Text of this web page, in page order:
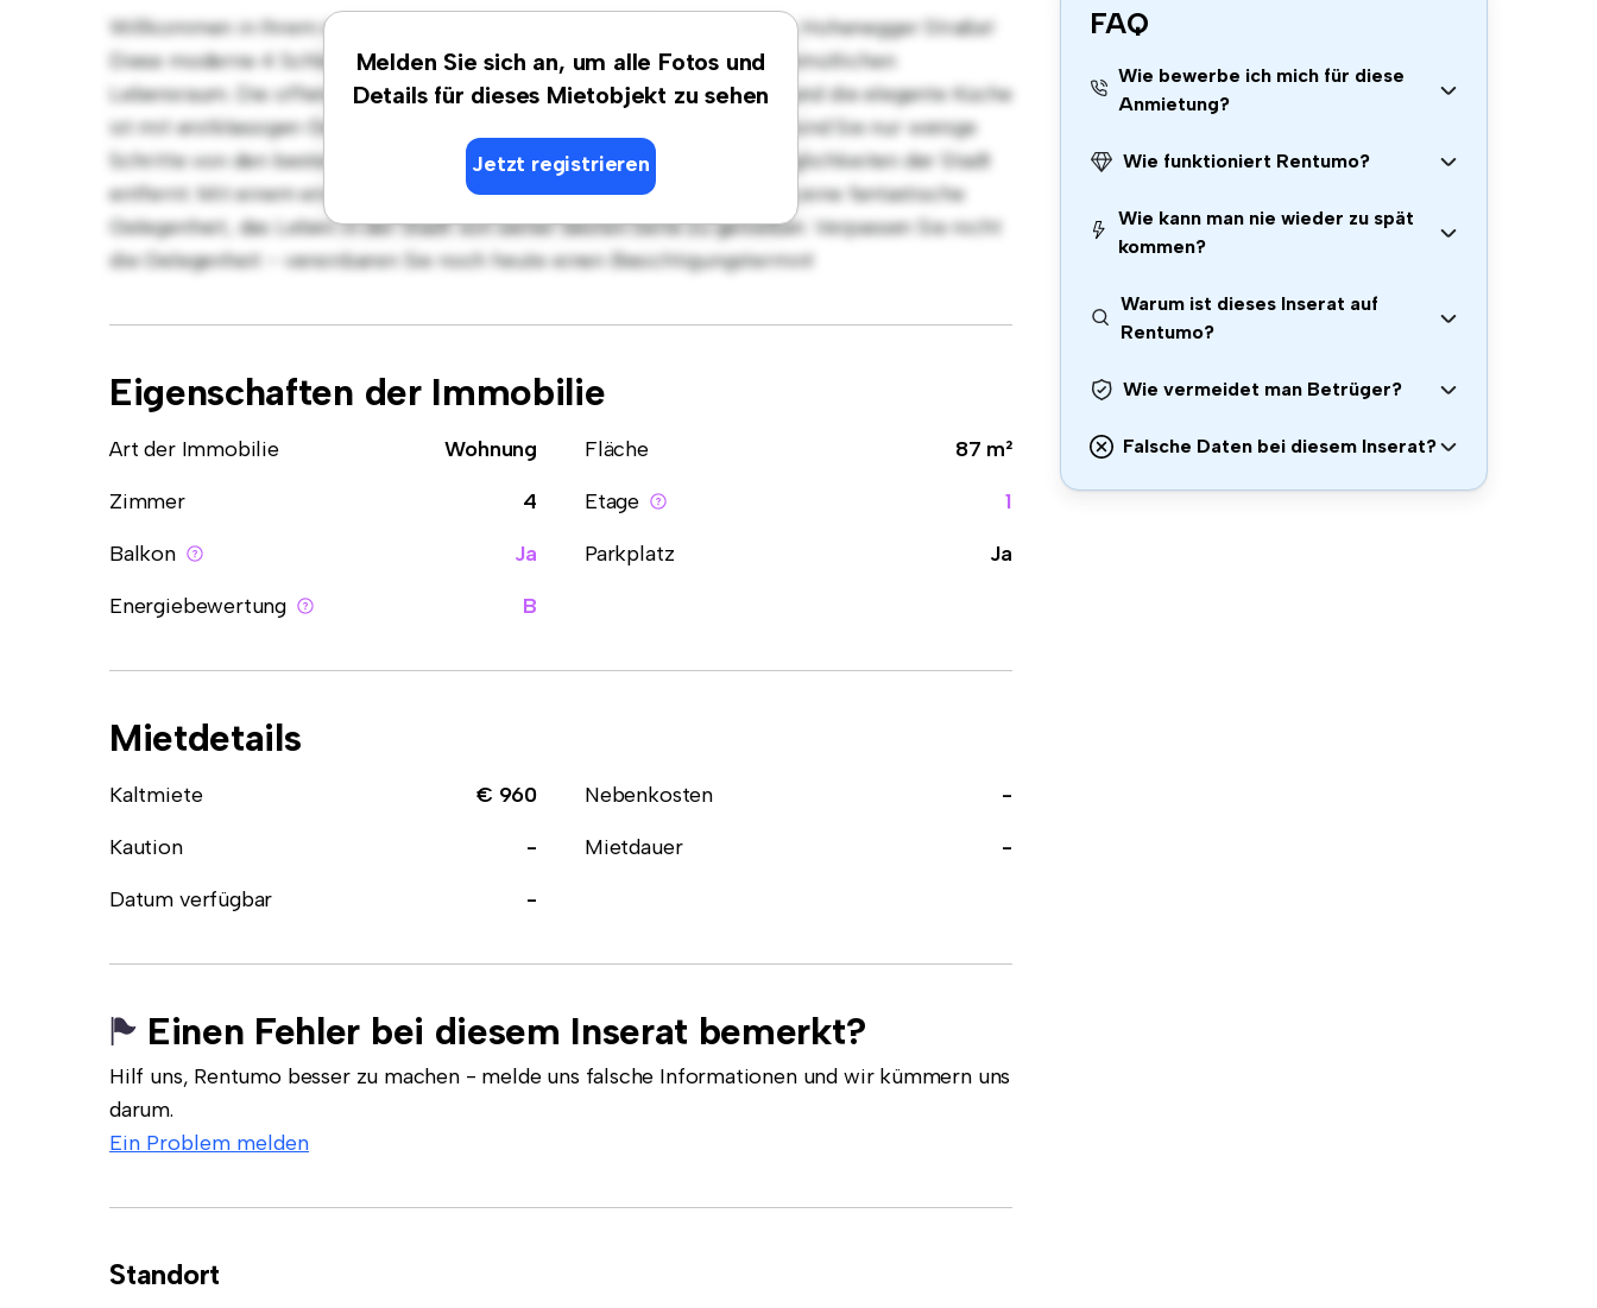
Melden Sie sich an, um alle Fotos und
Details für dieses Mietobjekt zu sehen
Jetzt registrieren
Willkommen in Ihrem neuen urbanen Rückzugsort in 3386 Hafnerbach, Hohenegger Straße!
Diese moderne 4 Schlafzimmer-Wohnung bietet einen stilvollen und gemütlichen
Lebensraum. Die offene Raumaufteilung eignet sich perfekt für Gäste, und die elegante Küche
ist mit erstklassigen Geräten ausgestattet. Dank der erstklassigen Lage sind Sie nur wenige
Schritte von den besten Restaurants, Geschäften und Unterhaltungsmöglichkeiten der Stadt
entfernt. Mit einem erschwinglichen Preis von € 960 ist diese Wohnung eine fantastische
Gelegenheit, das Leben in der Stadt von seiner besten Seite zu genießen. Verpassen Sie nicht
die Gelegenheit - vereinbaren Sie noch heute einen Besichtigungstermin!
Eigenschaften der Immobilie
Art der Immobilie Wohnung Fläche
87 m²
Zimmer
4 Etage
1
Balkon
Ja Parkplatz
Ja
Energiebewertung
B
Mietdetails
Kaltmiete € 960 Nebenkosten
-
Kaution
- Mietdauer
-
Datum verfügbar
-
Einen Fehler bei diesem Inserat bemerkt?
Hilf uns, Rentumo besser zu machen - melde uns falsche Informationen und wir kümmern uns
darum.
Ein Problem melden
FAQ
Wie bewerbe ich mich für diese
Anmietung?
Wie funktioniert Rentumo?
Wie kann man nie wieder zu spät
kommen?
Warum ist dieses Inserat auf
Rentumo?
Wie vermeidet man Betrüger?
Falsche Daten bei diesem Inserat?
Standort